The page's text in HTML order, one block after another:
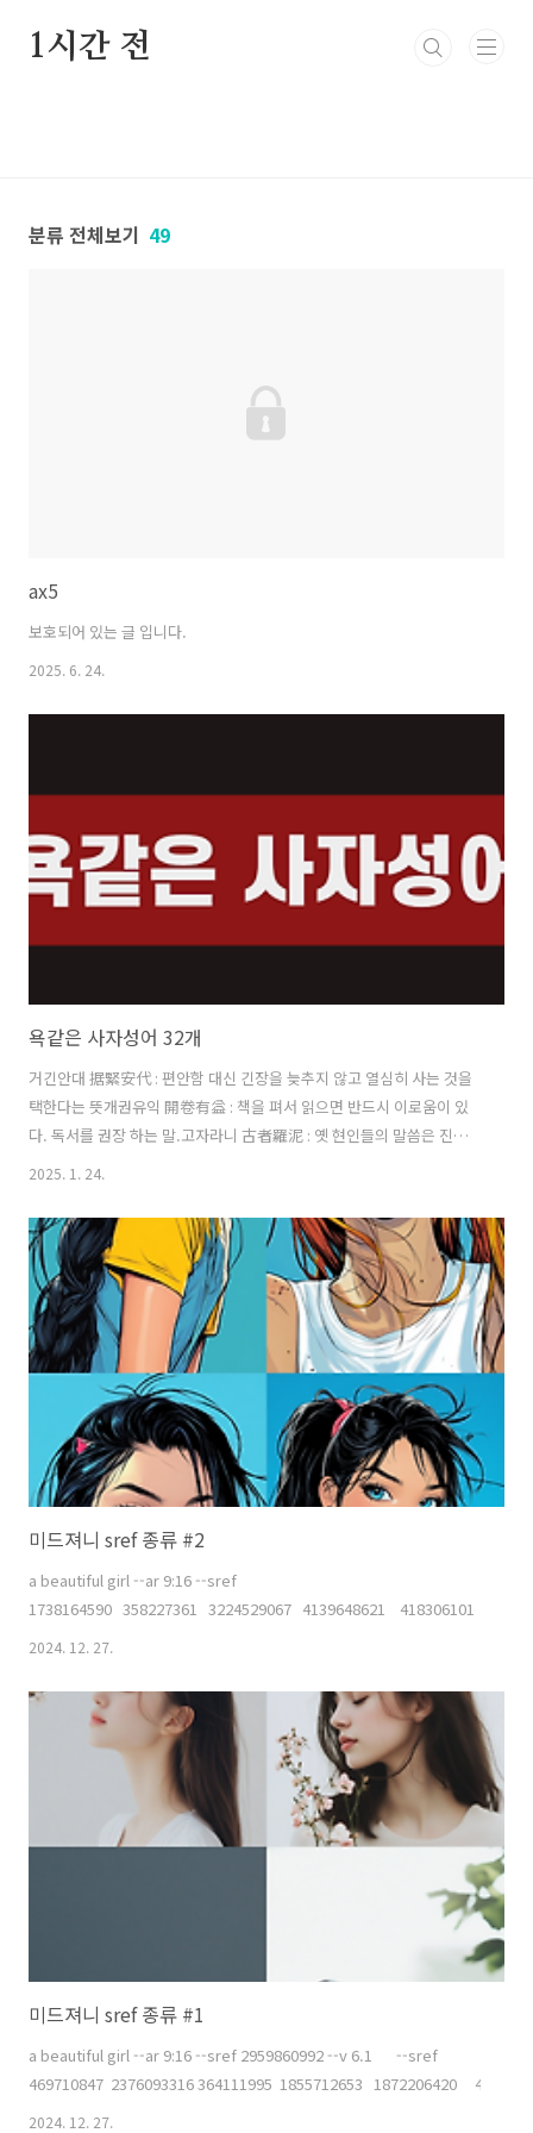
1시간 전
분류 전체보기 49
ax5
보호되어 있는 글 입니다.
2025. 6. 24.
욕같은 사자성어 32개
거긴안대 据緊安代 : 편안함 대신 긴장을 늦추지 않고 열심히 사는 것을
택한다는 뜻개권유익 開卷有益 : 책을 펴서 읽으면 반드시 이로움이 있
다. 독서를 권장 하는 말.고자라니 古者羅泥 : 옛 현인들의 말씀은 진흙
탕을 그물로 훑듯 살핀다는 뜻으로 배움을 게을리하지 않는다는 뜻.개색
을 찾아간다는 뜻.고환강타 苦患强咤 : 힘겹고 괴로운 근심도 이겨내는
강한 사람이다는 뜻.구리구나 求理懼懶 : 게으름을 멀리하고 진리를 구
하려 한다는 뜻.구강성교 具强成敎 : 굳건함을 갖추어 가르침을 이룬다
는 뜻.낭심파열 朗心擺悅 : 밝고 순수한 마음은 언젠가 행복의 열매를 맺
는다는 뜻.노상방뇨 勞常防尿 : 생리현상도 참아가며 열심히 일한다는
뜻.모야임마 募惹臨..
2025. 1. 24.
미드져니 sref 종류 #2
a beautiful girl --ar 9:16 --sref
1738164590 358227361 3224529067 4139648621 418306101
2024. 12. 27.
미드져니 sref 종류 #1
a beautiful girl --ar 9:16 --sref 2959860992 --v 6.1 --sref
469710847 2376093316 364111995 1855712653 1872206420
2024. 12. 27.